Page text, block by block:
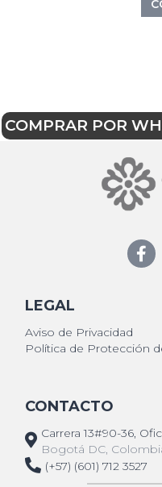
COMPRAR POR
LEGAL
Aviso de Privacidad
Política de Protección
CONTACTO
Carrera 13#90-36,
Bogotá DC,
(+57) (601) 712 3527